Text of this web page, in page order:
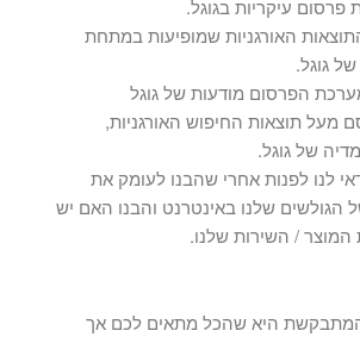
פרסום עיקריות בגוגל.
האורגניות שמופיעות במתחת
גוגל.
הפרסום מודעות של גוגל
תוצאות החיפוש האורגניות,
של גוגל.
לנו לפנות אחרי שהבנו לעומק את
הגולשים שלנו באינטרנט והבנו האם יש
/ השירות שלנו.
היא שהכל מתאים לכם אך